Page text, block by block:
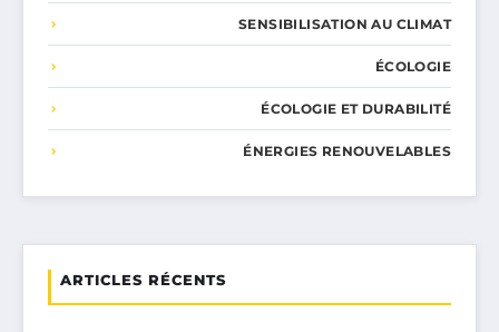
SENSIBILISATION AU CLIMAT
ÉCOLOGIE
ÉCOLOGIE ET DURABILITÉ
ÉNERGIES RENOUVELABLES
ARTICLES RÉCENTS